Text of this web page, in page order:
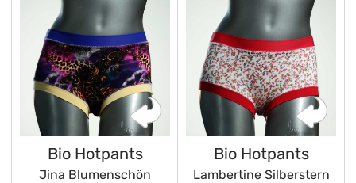
Bio Hotpants
Jina Blumenschön
Bio Hotpants
Lambertine Silberstern